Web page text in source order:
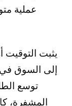
عملية
يثبت التوقيت
إلى السوق في
توسع
المشفرة،